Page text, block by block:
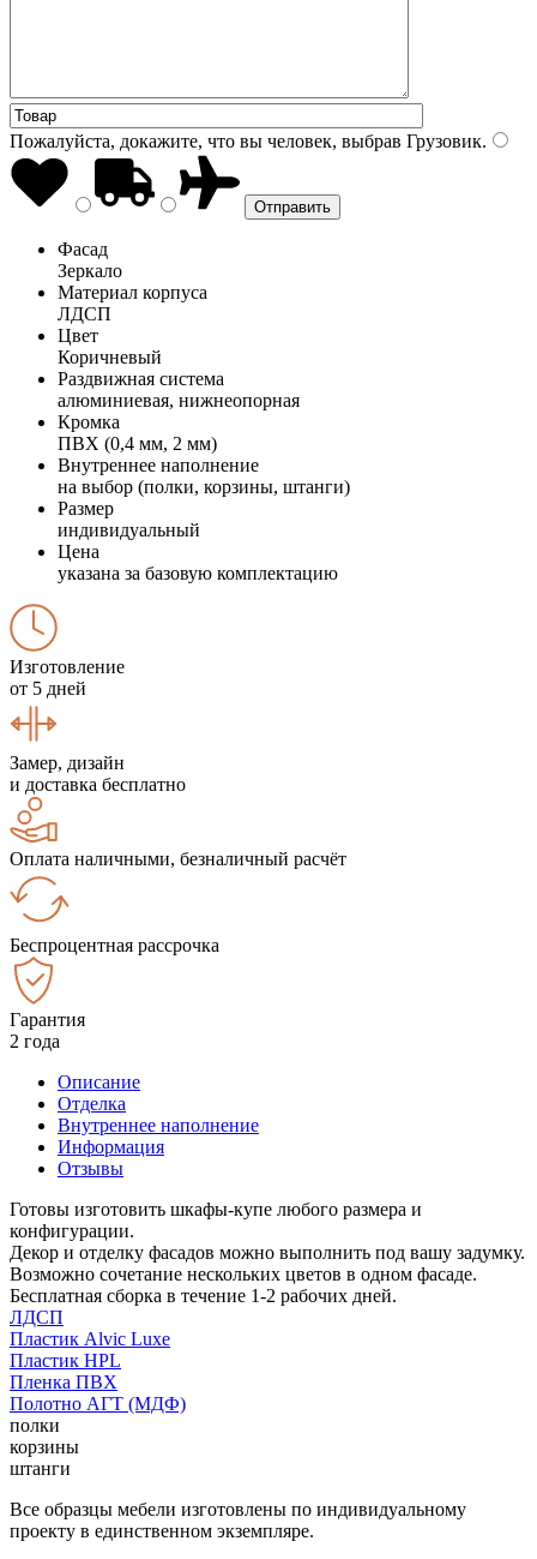
Пожалуйста, докажите, что вы человек, выбрав Грузовик.
Фасад
Зеркало
Материал корпуса
ЛДСП
Цвет
Коричневый
Раздвижная система
алюминиевая, нижнеопорная
Кромка
ПВХ (0,4 мм, 2 мм)
Внутреннее наполнение
на выбор (полки, корзины, штанги)
Размер
индивидуальный
Цена
указана за базовую комплектацию
Изготовление
от 5 дней
Замер, дизайн
и доставка бесплатно
Оплата наличными, безналичный расчёт
Беспроцентная рассрочка
Гарантия
2 года
Описание
Отделка
Внутреннее наполнение
Информация
Отзывы
Готовы изготовить шкафы-купе любого размера и
конфигурации.
Декор и отделку фасадов можно выполнить под вашу задумку.
Возможно сочетание нескольких цветов в одном фасаде.
Бесплатная сборка в течение 1-2 рабочих дней.
ЛДСП
Пластик Alvic Luxe
Пластик HPL
Пленка ПВХ
Полотно АГТ (МДФ)
полки
корзины
штанги
Все образцы мебели изготовлены по индивидуальному
проекту в единственном экземпляре.